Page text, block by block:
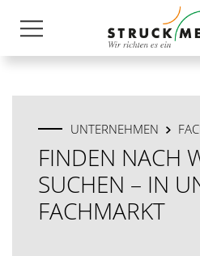
UNTERNEHMEN
FINDEN NACH
SUCHEN – IN
FACHMARKT